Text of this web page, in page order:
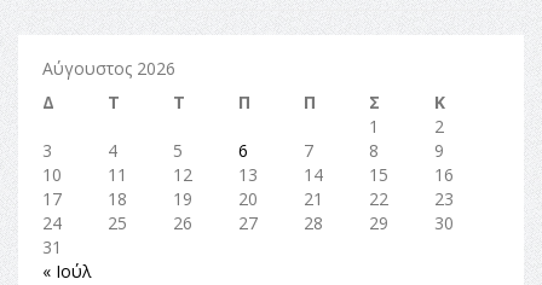
Αύγουστος 2026
Δ
Τ Τ Π Π Σ
Κ
1
2
3
4 5 6 7 8
9
10
11 12 13 14 15
16
17
18 19 20 21 22
23
24
25 26 27 28 29
30
31
« Ιούλ